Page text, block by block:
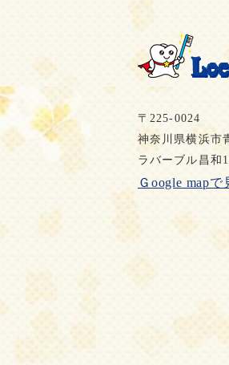
〒225-0024
神奈川県横浜市
ラバーブル昌和
Ｇoogle mapで